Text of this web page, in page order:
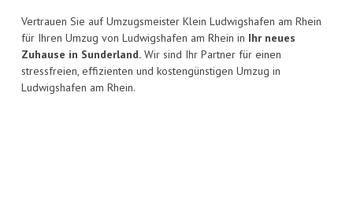
Vertrauen Sie auf Umzugsmeister Klein Ludwigshafen am Rhein
für Ihren Umzug von Ludwigshafen am Rhein in Ihr neues
Zuhause in Sunderland. Wir sind Ihr Partner für einen
stressfreien, effizienten und kostengünstigen Umzug in
Ludwigshafen am Rhein.